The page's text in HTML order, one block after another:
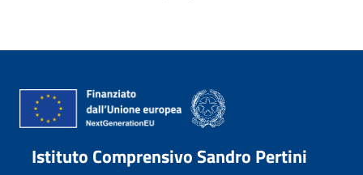
Istituto Comprensivo Sandro Pertini